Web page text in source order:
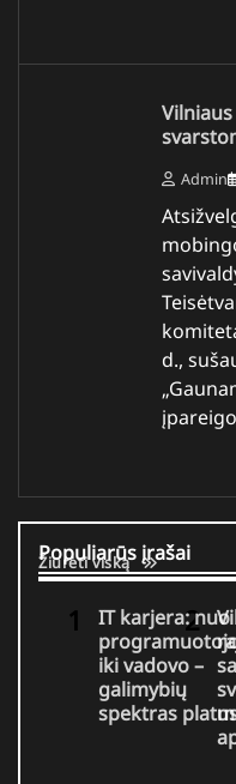
Admin
d.,
Populiarūs įrašai
Žiūrėti viską
IT karjera: nuo
iki vadovo –
galimybių
spektras